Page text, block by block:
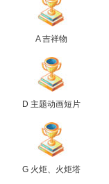
A 吉祥物
D 主题动画短片
G 火炬、火炬塔